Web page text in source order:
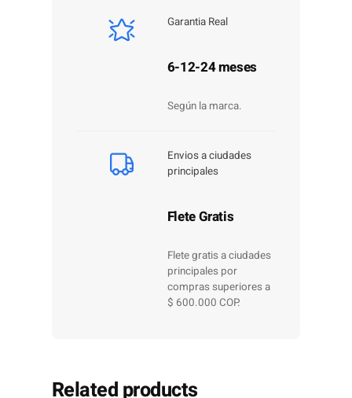
Garantia Real
6-12-24 meses
Según la marca.
Envios a ciudades
principales
Flete Gratis
Flete gratis a ciudades
principales por
compras superiores a
$ 600.000 COP.
Related products